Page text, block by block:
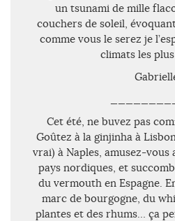
un tsunami de mille
couchers de soleil,
comme vous le serez je
climats les plus
Cet été, ne buvez pas
Goûtez à la ginjinha à
vrai) à Naples, amusez-vous
pays nordiques, et
du vermouth en Espagne.
marc de bourgogne, du
plantes et des rhums… ça